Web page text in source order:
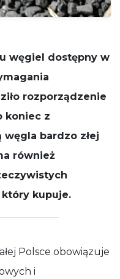
węgiel dostępny w
rozporządzenie
koniec z
bardzo złej
również
kupuje.
Polsce obowiązuje
i
how the
website is
Aby nasza
strona
internetowa
działała jak
podczas
Jeśli odrzucisz
niektóre
funkcje znikną
ze strony